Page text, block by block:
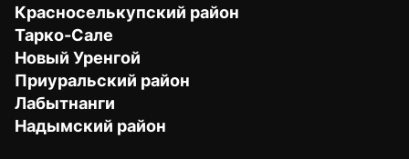
Красноселькупский район
Тарко-Сале
Новый Уренгой
Приуральский район
Лабытнанги
Надымский район